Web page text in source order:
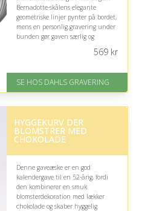
Bernadotte-skålens elegante
geometriske linjer pynter på bordet,
mens en personlig gravering under
bunden gør gaven særlig og
På lager
Levering: 2-3 dage
Fremragende Trustpilot rating
569kr
SE HOS DAHLS GRAVERING
HYGGEKURV DER
BLOMSTRER MED
CHOKOLADE
Denne gaveæske er en god
kalendergave til en 52-årig, fordi
den kombinerer en smuk
blomsterdekoration med lækker
chokolade og skaber hyggelig